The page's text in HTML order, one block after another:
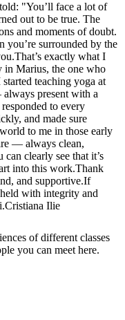
"You’ll face a lot of
out to be true. The
and moments of doubt.
you’re surrounded by the
exactly what I
in Marius, the one who
teaching yoga at
present with a
to every
and made sure
to me in those early
— always clean,
clearly see that it’s
into this work.Thank
and supportive.If
with integrity and
Ilie
of different classes
you can meet here.